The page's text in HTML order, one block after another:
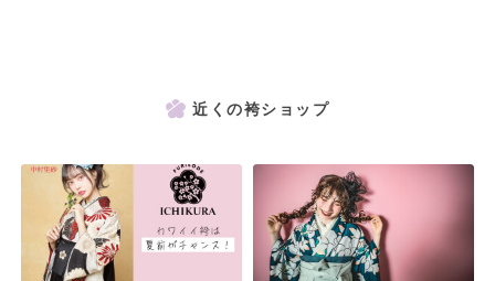
近くの袴ショップ